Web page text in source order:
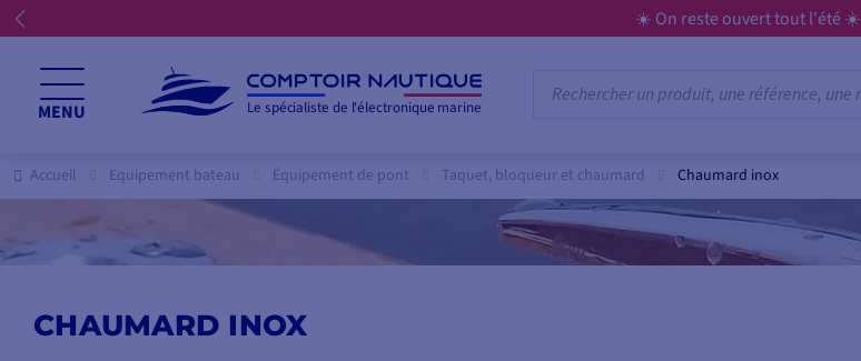
☀️ On reste ouvert tout l'été ☀️
MENU Le spécialiste de l'électronique marine
Accueil Equipement bateau Équipement de pont Taquet, bloqueur et chaumard Chaumard inox
CHAUMARD INOX